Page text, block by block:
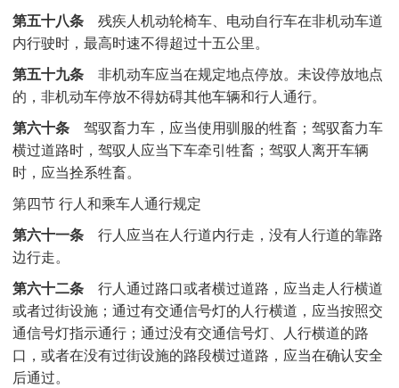
第五十八条残疾人机动轮椅车、电动自行车在非机动车道
内行驶时，最高时速不得超过十五公里。
第五十九条非机动车应当在规定地点停放。未设停放地点
的，非机动车停放不得妨碍其他车辆和行人通行。
第六十条驾驭畜力车，应当使用驯服的牲畜；驾驭畜力车
横过道路时，驾驭人应当下车牵引牲畜；驾驭人离开车辆
时，应当拴系牲畜。
第四节 行人和乘车人通行规定
第六十一条行人应当在人行道内行走，没有人行道的靠路
边行走。
第六十二条行人通过路口或者横过道路，应当走人行横道
或者过街设施；通过有交通信号灯的人行横道，应当按照交
通信号灯指示通行；通过没有交通信号灯、人行横道的路
口，或者在没有过街设施的路段横过道路，应当在确认安全
后通过。